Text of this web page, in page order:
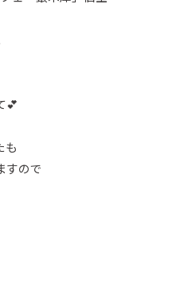
💕
も
すので